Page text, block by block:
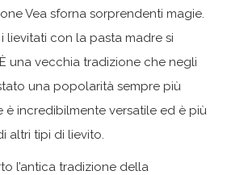
Vea sforna sorprendenti magie.
lievitati con la pasta madre si
una vecchia tradizione che negli
una popolarità sempre più
è incredibilmente versatile ed è più
altri tipi di lievito.
l’antica tradizione della